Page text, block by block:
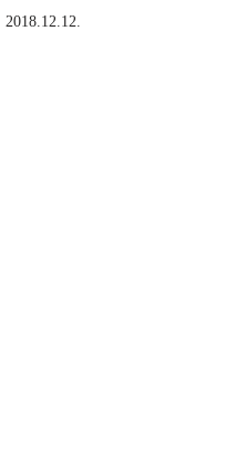
2018.12.12.